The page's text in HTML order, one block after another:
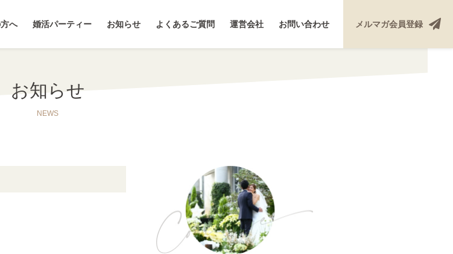
へ 婚活パーティー お知らせ よくあるご質問 運営会社 お問い合わせ メルマガ会員登録
お知らせ
NEWS